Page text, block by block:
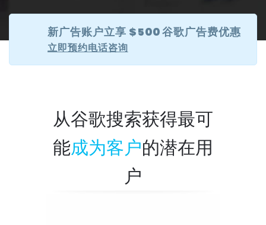
新广告账户立享 $500 谷歌广告费优惠
立即预约电话咨询
从谷歌搜索获得最可
能成为客户的潜在用
户